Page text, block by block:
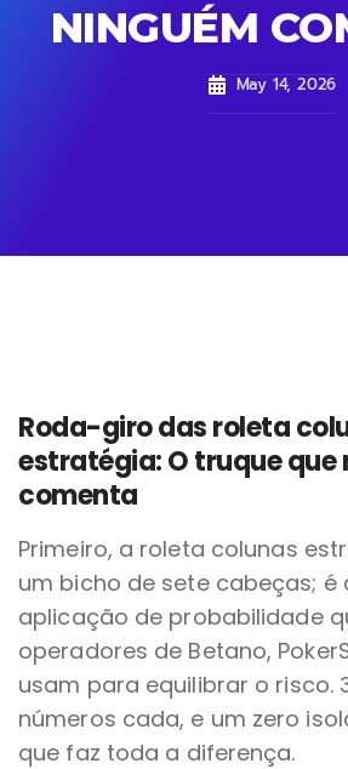
NINGUÉM
May 14, 2026
Roda-giro das roleta
estratégia: O truque que
comenta
Primeiro, a roleta colunas
um bicho de sete cabeças; é
aplicação de probabilidade
operadores de Betano,
usam para equilibrar o risco.
números cada, e um zero
que faz toda a diferença.